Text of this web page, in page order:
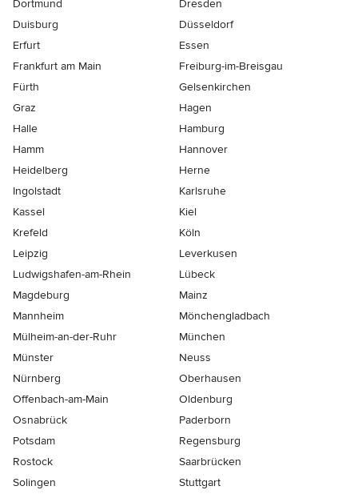
Dortmund
Dresden
Duisburg
Düsseldorf
Erfurt
Essen
Frankfurt am Main
Freiburg-im-Breisgau
Fürth
Gelsenkirchen
Graz
Hagen
Halle
Hamburg
Hamm
Hannover
Heidelberg
Herne
Ingolstadt
Karlsruhe
Kassel
Kiel
Krefeld
Köln
Leipzig
Leverkusen
Ludwigshafen-am-Rhein
Lübeck
Magdeburg
Mainz
Mannheim
Mönchen­gladbach
Mülheim-an-der-Ruhr
München
Münster
Neuss
Nürnberg
Oberhausen
Offenbach-am-Main
Oldenburg
Osnabrück
Paderborn
Potsdam
Regensburg
Rostock
Saarbrücken
Solingen
Stuttgart